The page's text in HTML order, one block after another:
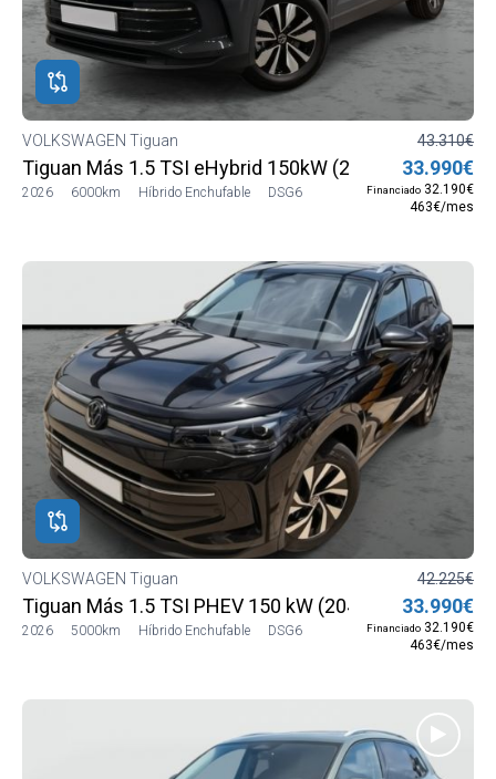
VOLKSWAGEN Tiguan
Tiguan Más 1.5 TSI eHybrid 150kW (204 CV) DSG6
2026 6000km Híbrido Enchufable DSG6
43.310€
33.990€
Financiado 32.190€
463€/mes
VOLKSWAGEN Tiguan
Tiguan Más 1.5 TSI PHEV 150 kW (204 CV) DSG6
2026 5000km Híbrido Enchufable DSG6
42.225€
33.990€
Financiado 32.190€
463€/mes